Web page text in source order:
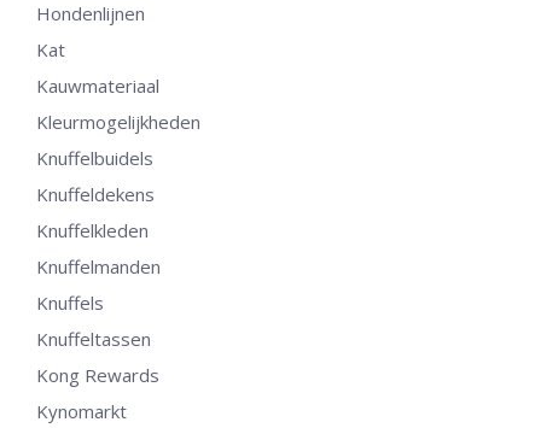
Hondenlijnen
Kat
Kauwmateriaal
Kleurmogelijkheden
Knuffelbuidels
Knuffeldekens
Knuffelkleden
Knuffelmanden
Knuffels
Knuffeltassen
Kong Rewards
Kynomarkt